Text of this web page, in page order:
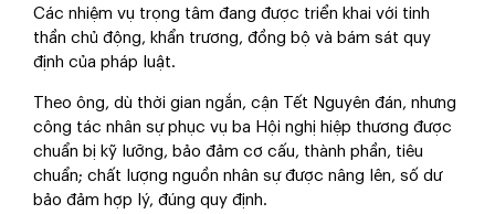
Các nhiệm vụ trọng tâm đang được triển khai với tinh
thần chủ động, khẩn trương, đồng bộ và bám sát quy
định của pháp luật.
Theo ông, dù thời gian ngắn, cận Tết Nguyên đán, nhưng
công tác nhân sự phục vụ ba Hội nghị hiệp thương được
chuẩn bị kỹ lưỡng, bảo đảm cơ cấu, thành phần, tiêu
chuẩn; chất lượng nguồn nhân sự được nâng lên, số dư
bảo đảm hợp lý, đúng quy định.